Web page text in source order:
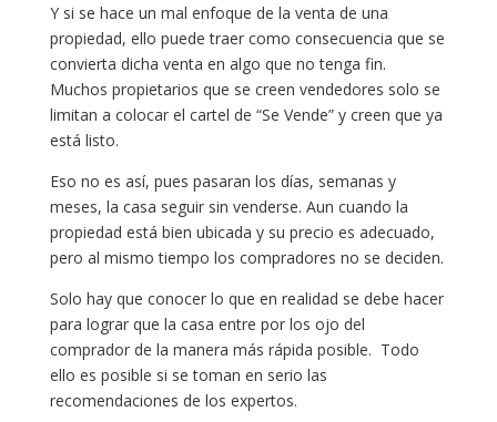
Y si se hace un mal enfoque de la venta de una
propiedad, ello puede traer como consecuencia que se
convierta dicha venta en algo que no tenga fin.
Muchos propietarios que se creen vendedores solo se
limitan a colocar el cartel de “Se Vende” y creen que ya
está listo.
Eso no es así, pues pasaran los días, semanas y
meses, la casa seguir sin venderse. Aun cuando la
propiedad está bien ubicada y su precio es adecuado,
pero al mismo tiempo los compradores no se deciden.
Solo hay que conocer lo que en realidad se debe hacer
para lograr que la casa entre por los ojo del
comprador de la manera más rápida posible. Todo
ello es posible si se toman en serio las
recomendaciones de los expertos.